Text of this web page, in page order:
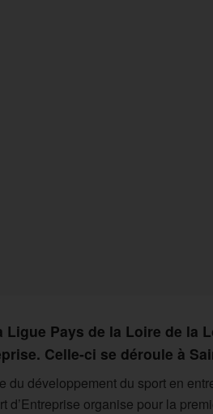
Ligue Pays de la Loire de la
Celle-ci se déroule à
du développement du sport en
d’Entreprise organise pour la